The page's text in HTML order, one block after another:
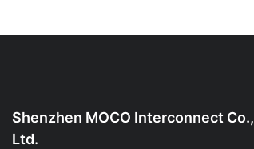
Shenzhen MOCO Interconnect Co.,
Ltd.